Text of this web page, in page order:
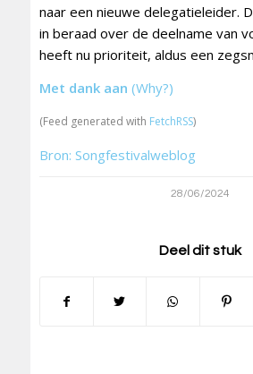
naar een nieuwe delegatieleider.
in beraad over de deelname van
heeft nu prioriteit, aldus een
Met dank aan (Why?)
(Feed generated with FetchRSS)
Bron: Songfestivalweblog
28/06/2024
Deel dit stuk